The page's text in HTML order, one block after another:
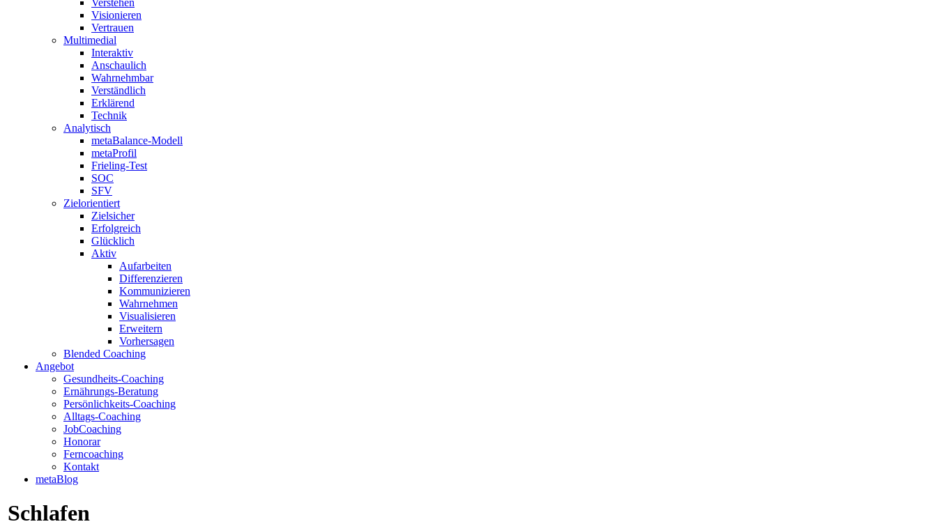
Verstehen
Visionieren
Vertrauen
Multimedial
Interaktiv
Anschaulich
Wahrnehmbar
Verständlich
Erklärend
Technik
Analytisch
metaBalance-Modell
metaProfil
Frieling-Test
SOC
SFV
Zielorientiert
Zielsicher
Erfolgreich
Glücklich
Aktiv
Aufarbeiten
Differenzieren
Kommunizieren
Wahrnehmen
Visualisieren
Erweitern
Vorhersagen
Blended Coaching
Angebot
Gesundheits-Coaching
Ernährungs-Beratung
Persönlichkeits-Coaching
Alltags-Coaching
JobCoaching
Honorar
Ferncoaching
Kontakt
metaBlog
Schlafen